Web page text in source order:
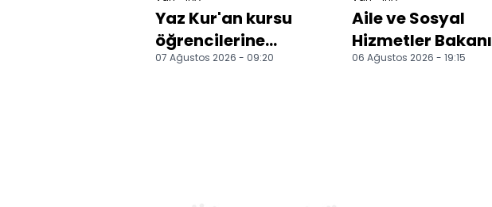
Yaz Kur'an kursu
öğrencilerine
yönelik eğlenceli ve
07 Ağustos 2026 - 09:20
Aile ve Sosyal
Hizmetler Bakanı
Göktaş Van'da
06 Ağustos 2026 - 19:15